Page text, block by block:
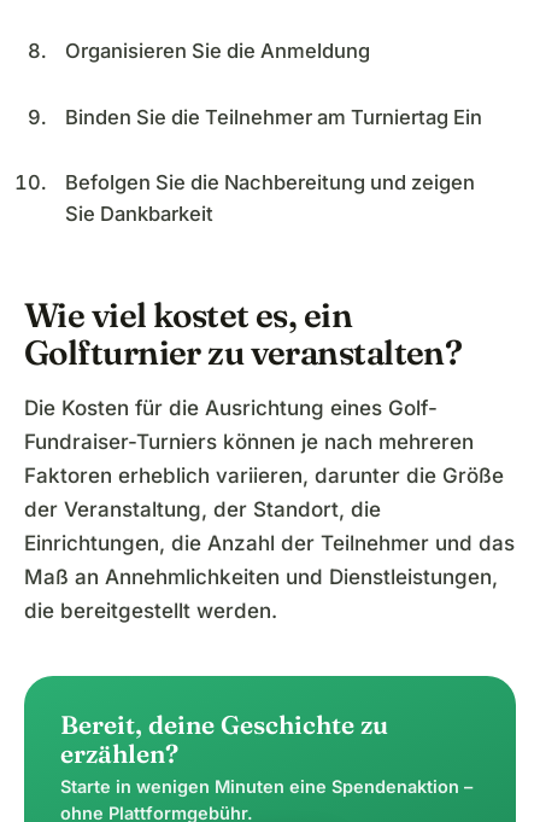
Organisieren Sie die Anmeldung
Binden Sie die Teilnehmer am Turniertag Ein
Befolgen Sie die Nachbereitung und zeigen
Sie Dankbarkeit
Wie viel kostet es, ein
Golfturnier zu veranstalten?
Die Kosten für die Ausrichtung eines Golf-
Fundraiser-Turniers können je nach mehreren
Faktoren erheblich variieren, darunter die Größe
der Veranstaltung, der Standort, die
Einrichtungen, die Anzahl der Teilnehmer und das
Maß an Annehmlichkeiten und Dienstleistungen,
die bereitgestellt werden.
Bereit, deine Geschichte zu
erzählen?
Starte in wenigen Minuten eine Spendenaktion –
ohne Plattformgebühr.